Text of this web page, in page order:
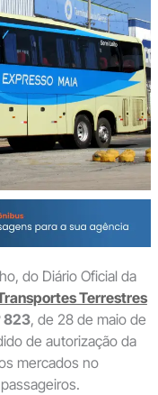
do Diário Oficial da
Terrestres
823, de 28 de maio de
de autorização da
mercados no